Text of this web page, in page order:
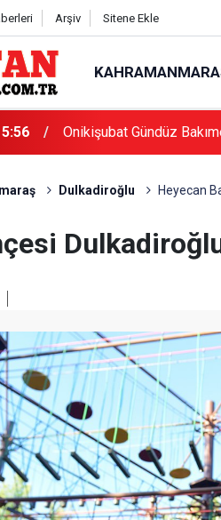
Arşiv Sitene Ekle
Onikişubat Gündüz
Dulkadiroğlu Heyecan